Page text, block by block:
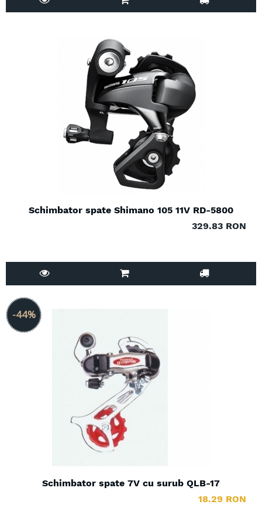
Schimbator spate Shimano 105 11V RD-5800
329.83 RON
-44%
Schimbator spate 7V cu surub QLB-17
18.29 RON